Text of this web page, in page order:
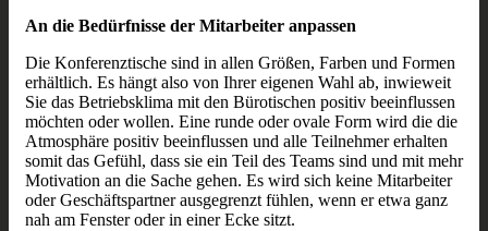
An die Bedürfnisse der Mitarbeiter anpassen
Die Konferenztische sind in allen Größen, Farben und Formen
erhältlich. Es hängt also von Ihrer eigenen Wahl ab, inwieweit
Sie das Betriebsklima mit den Bürotischen positiv beeinflussen
möchten oder wollen. Eine runde oder ovale Form wird die die
Atmosphäre positiv beeinflussen und alle Teilnehmer erhalten
somit das Gefühl, dass sie ein Teil des Teams sind und mit mehr
Motivation an die Sache gehen. Es wird sich keine Mitarbeiter
oder Geschäftspartner ausgegrenzt fühlen, wenn er etwa ganz
nah am Fenster oder in einer Ecke sitzt.